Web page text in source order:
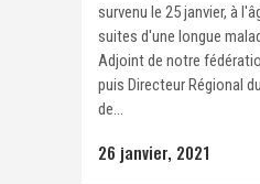
survenu le 25 janvier, à
suites d'une longue
Adjoint de notre
puis Directeur Régional
de...
26 janvier, 2021